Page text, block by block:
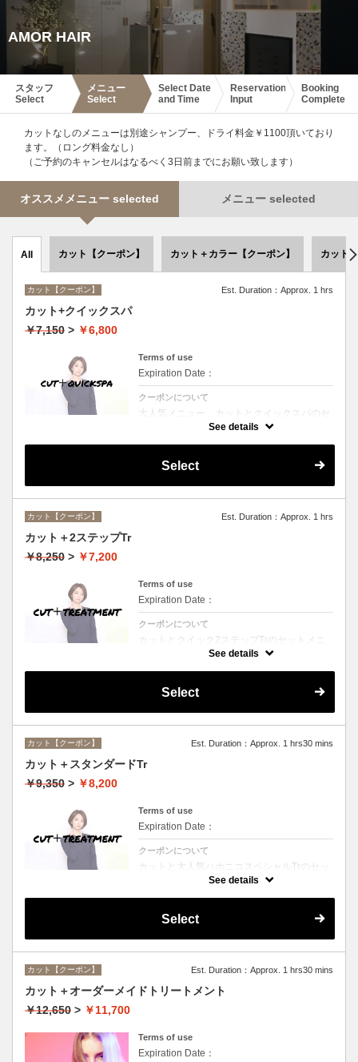
AMOR HAIR
スタッフ
Select
メニュー
Select
Select Date
and Time
Reservation
Input
Booking
Complete
カットなしのメニューは別途シャンプー、ドライ料金￥1100頂いており
ます。（ロング料金なし）
（ご予約のキャンセルはなるべく3日前までにお願い致します）
オススメメニュー selected メニュー selected
All カット【クーポン】 カット＋カラー【クーポン】 カット
カット【クーポン】 Est. Duration：Approx. 1 hrs
カット+クイックスパ
￥7,150 > ￥6,800
Terms of use
Expiration Date：
クーポンについて
大人気メニュー、カットとクイックスパのセ
ットメニュー。本場バリ式クイックスパで頭
See details
Select
カット【クーポン】 Est. Duration：Approx. 1 hrs
カット＋2ステップTr
￥8,250 > ￥7,200
Terms of use
Expiration Date：
クーポンについて
カットとクイック2ステップTrのセットメニ
ュー☆シャンプー、ブロー付。ロング料金な
See details
Select
カット【クーポン】 Est. Duration：Approx. 1 hrs30 mins
カット＋スタンダードTr
￥9,350 > ￥8,200
Terms of use
Expiration Date：
クーポンについて
カットと大人気ハホニコスペシャルTrのセッ
トメニュー☆シャンプー、ブロー付。ロング
See details
Select
カット【クーポン】 Est. Duration：Approx. 1 hrs30 mins
カット＋オーダーメイドトリートメント
￥12,650 > ￥11,700
Terms of use
Expiration Date：